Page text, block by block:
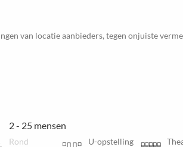
van locatie aanbieders, tegen onjuiste
2 - 25 mensen
Rond U-opstelling